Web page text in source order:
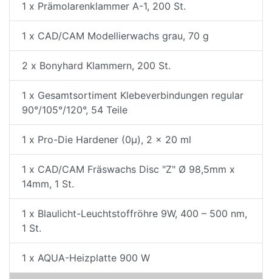
1 x Prämolarenklammer A-1, 200 St.
1 x CAD/CAM Modellierwachs grau, 70 g
2 x Bonyhard Klammern, 200 St.
1 x Gesamtsortiment Klebeverbindungen regular
90°/105°/120°, 54 Teile
1 x Pro-Die Hardener (0µ), 2 x 20 ml
1 x CAD/CAM Fräswachs Disc "Z" Ø 98,5mm x
14mm, 1 St.
1 x Blaulicht-Leuchtstoffröhre 9W, 400 – 500 nm,
1 St.
1 x AQUA-Heizplatte 900 W